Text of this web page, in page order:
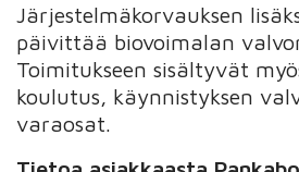
Järjestelmäkorvauksen
päivittää biovoimalan
Toimitukseen sisältyvät
koulutus, käynnistyksen
varaosat.